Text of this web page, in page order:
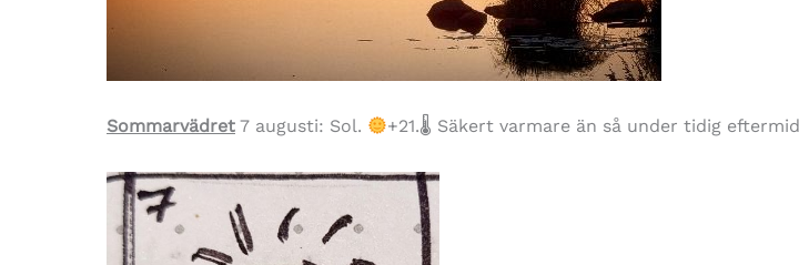
Sommarvädret 7 augusti: Sol. +21.🌡 Säkert varmare än så under tidig